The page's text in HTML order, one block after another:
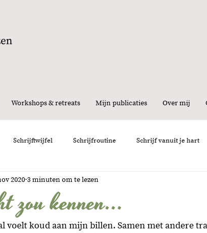
Workshops & retreats Mijn publicaties Over mij
Schrijftwijfel Schrijfroutine Schrijf vanuit je hart
Interview Feedback
zou kennen...
2020 3 minuten om te lezen
voelt koud aan mijn billen. Samen met andere